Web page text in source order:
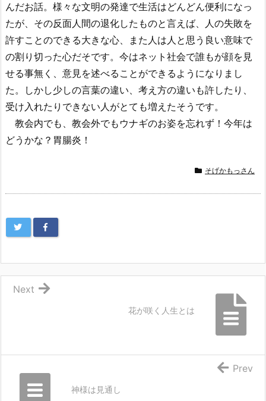
んだお話。様々な文明の発達で生活はどんどん便利になっ
たが、その反面人間の退化したものと言えば、人の失敗を
許すことのできる大きな心、また人は人と思う良い意味で
の割り切った心だそです。今はネット社会で誰もが顔を見
せる事無く、意見を述べることができるようになりまし
た。しかし少しの言葉の違い、考え方の違いも許したり、
受け入れたりできない人がとても増えたそうです。
教会内でも、教会外でもウナギのお姿を忘れず！今年は
どうかな？胃腸炎！
そげかもっさん
花が咲く人生とは
Next
神様は見通し
Prev